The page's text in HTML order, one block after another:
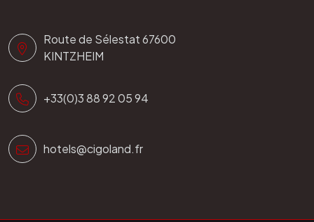
Route de Sélestat 67600
KINTZHEIM
+33(0)3 88 92 05 94
hotels@cigoland.fr